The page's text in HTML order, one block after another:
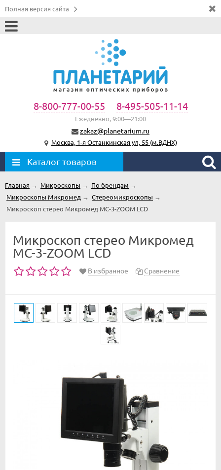
Полная версия сайта
8-800-777-00-55 8-495-505-11-14
Ежедневно, 9:00—21:00
zakaz@planetarium.ru
Москва, 1-я Останкинская ул, 55 (м.ВДНХ)
Каталог товаров
Главная → Микроскопы → По брендам →
Микроскопы Микромед → Стереомикроскопы →
Микроскоп стерео Микромед МС-3-ZOOM LCD
Микроскоп стерео Микромед
МС-3-ZOOM LCD
В избранное Сравнение